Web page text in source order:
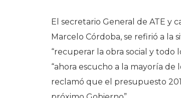
El secretario General de ATE y
Marcelo Córdoba, se refirió a la
“recuperar la obra social y
“ahora escucho a la mayoría
reclamó que el presupuesto